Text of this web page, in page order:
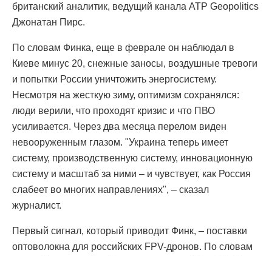
британский аналитик, ведущий канала ATP Geopolitics
Джонатан Пирс.
По словам Финка, еще в феврале он наблюдал в
Киеве минус 20, снежные заносы, воздушные тревоги
и попытки России уничтожить энергосистему.
Несмотря на жесткую зиму, оптимизм сохранялся:
люди верили, что проходят кризис и что ПВО
усиливается. Через два месяца перелом виден
невооруженным глазом. "Украина теперь имеет
систему, производственную систему, инновационную
систему и масштаб за ними – и чувствует, как Россия
слабеет во многих направлениях", – сказал
журналист.
Первый сигнал, который приводит Финк, – поставки
оптоволокна для российских FPV-дронов. По словам